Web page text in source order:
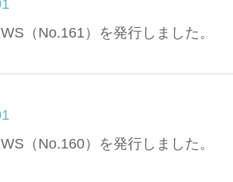
（No.161）を発行しました。
（No.160）を発行しました。